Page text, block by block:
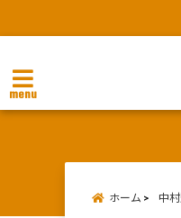
menu
ホーム 中